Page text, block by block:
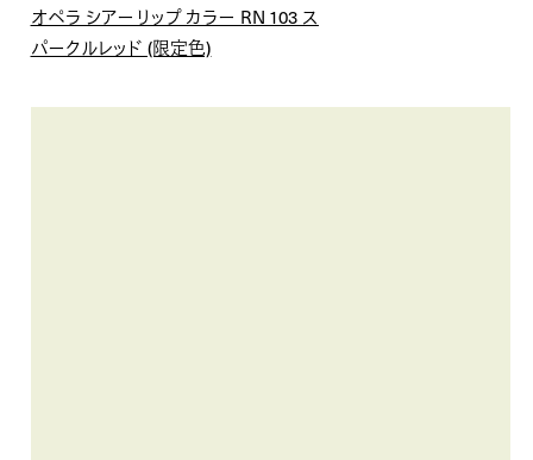
オペラ シアーリップ カラー RN 103 ス
パークルレッド (限定色)